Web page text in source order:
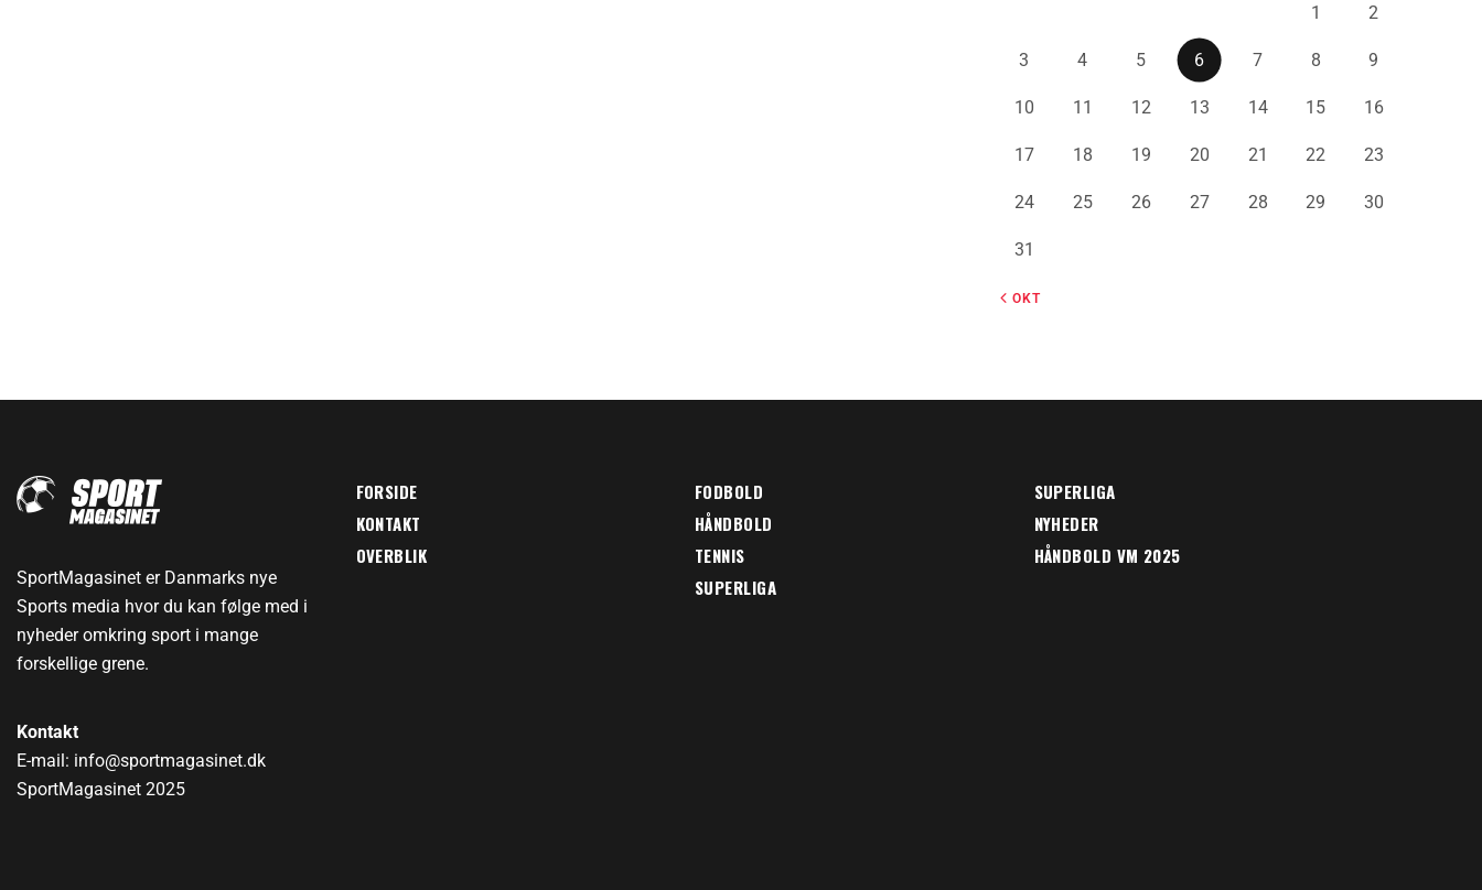
1 2
3 4 5 6 7 8 9
10 11 12 13 14 15 16
17 18 19 20 21 22 23
24 25 26 27 28 29 30
31
« OKT
SportMagasinet er Danmarks nye
Sports media hvor du kan følge med i
nyheder omkring sport i mange
forskellige grene.
Kontakt
E-mail: info@sportmagasinet.dk
SportMagasinet 2025
FORSIDE
KONTAKT
OVERBLIK
FODBOLD
HÅNDBOLD
TENNIS
SUPERLIGA
SUPERLIGA
NYHEDER
HÅNDBOLD VM 2025